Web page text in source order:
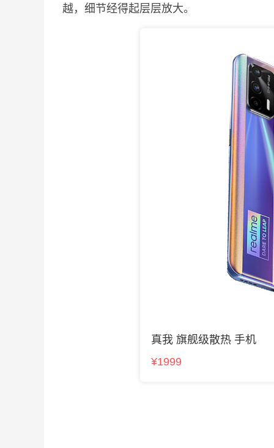
越，细节经得起层层放大。
真我 旗舰级散热 手机
¥1999